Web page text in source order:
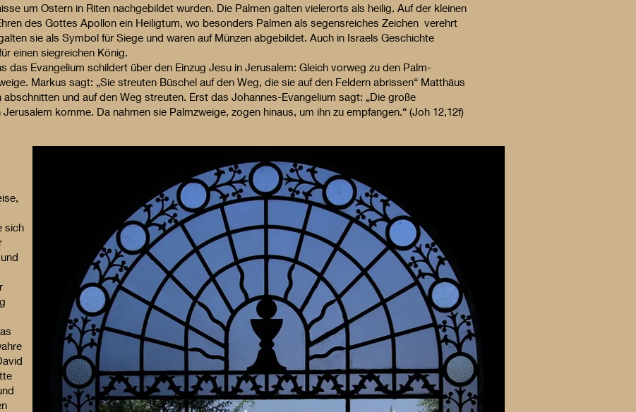
um Ostern in Riten nachgebildet wurden. Die Palmen galten vielerorts als heilig. Auf der kleinen
des Gottes Apollon ein Heiligtum, wo besonders Palmen als segensreiches Zeichen verehrt
sie als Symbol für Siege und waren auf Münzen abgebildet. Auch in Israels Geschichte
einen siegreichen König.
das Evangelium schildert über den Einzug Jesu in Jerusalem: Gleich vorweg zu den Palm-
Markus sagt: „Sie streuten Büschel auf den Weg, die sie auf den Feldern abrissen“ Matthäus
und auf den Weg streuten. Erst das Johannes-Evangelium sagt: „Die große
komme. Da nahmen sie Palmzweige, zogen hinaus, um ihn zu empfangen.“ (Joh 12,12f)
sich